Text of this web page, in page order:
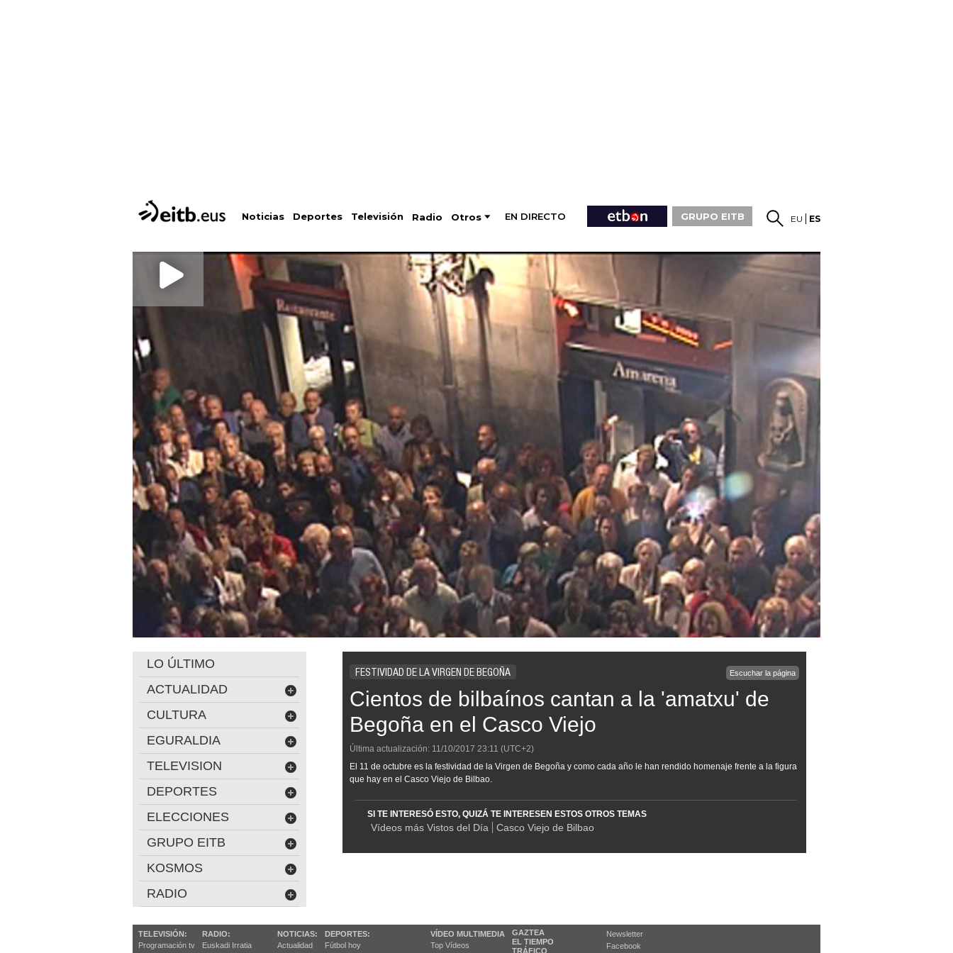
Noticias Deportes Televisión Radio Otros EN DIRECTO GRUPO EITB EU ES
FESTIVIDAD DE LA VIRGEN DE BEGOÑA Escuchar la página
Cientos de bilbaínos cantan a la 'amatxu' de
Begoña en el Casco Viejo
Última actualización: 11/10/2017 23:11 (UTC+2)
El 11 de octubre es la festividad de la Virgen de Begoña y como cada año le han rendido homenaje frente a la figura
que hay en el Casco Viejo de Bilbao.
SI TE INTERESÓ ESTO, QUIZÁ TE INTERESEN ESTOS OTROS TEMAS
Vídeos más Vistos del Día Casco Viejo de Bilbao
LO ÚLTIMO
ACTUALIDAD
CULTURA
EGURALDIA
TELEVISION
DEPORTES
ELECCIONES
GRUPO EITB
KOSMOS
RADIO
TELEVISIÓN:
Programación tv
RADIO:
Euskadi Irratia
NOTICIAS:
Actualidad
DEPORTES:
Fútbol hoy
VÍDEO MULTIMEDIA
Top Vídeos
GAZTEA
EL TIEMPO
TRÁFICO
Newsletter
Facebook